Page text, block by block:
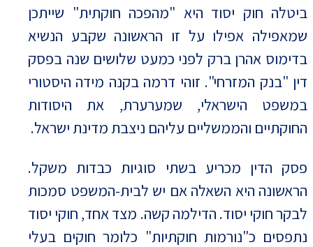
ביטלה חוק יסוד היא "מהפכה חוקתית" שייתכן
שמאפילה אפילו על זו הראשונה שקבע הנשיא
בדימוס אהרן ברק לפני כמעט שלושים שנה בפסק
דין "בנק המזרחי". זוהי דרמה בקנה מידה היסטורי
במשפט הישראלי, שמערערת, את היסודות
החוקתיים והממשליים עליהם ניצבת מדינת ישראל.
פסק הדין מכריע בשתי סוגיות כבדות משקל.
הראשונה היא השאלה אם יש לבית-המשפט סמכות
לבקר חוקי יסוד. הדילמה קשה. מצד אחד, חוקי יסוד
נתפסים כ"נורמות חוקתיות" כלומר חוקים בעלי